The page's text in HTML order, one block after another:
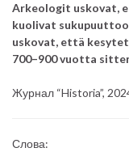
Arkeologit uskovat,
kuolivat
uskovat, että
700–900 vuotta
Журнал “Historia”,
Слова: